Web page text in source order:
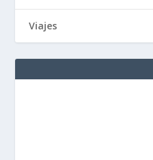
Viajes